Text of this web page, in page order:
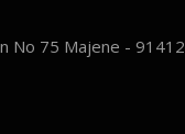
No 75 Majene - 91412